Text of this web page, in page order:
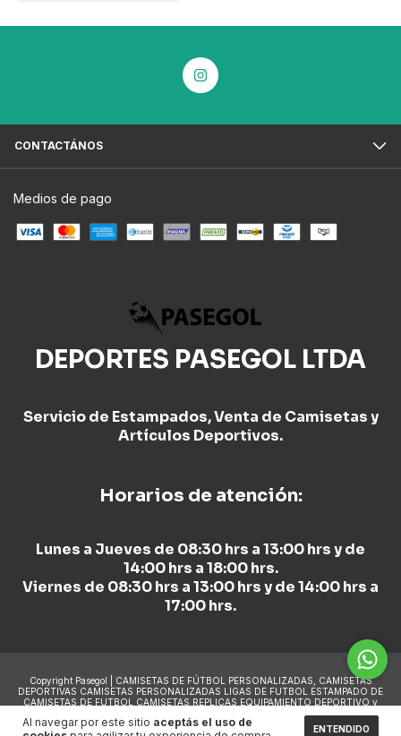
Al navegar por este sitio aceptás el uso de
ENTENDIDO
CONTACTÁNOS
Medios de pago
DEPORTES PASEGOL LTDA
Servicio de Estampados, Venta de Camisetas y
Artículos Deportivos.
Horarios de atención:
Lunes a Jueves de 08:30 hrs a 13:00 hrs y de
14:00 hrs a 18:00 hrs.
Viernes de 08:30 hrs a 13:00 hrs y de 14:00 hrs a
17:00 hrs.
Copyright Pasegol | CAMISETAS DE FÚTBOL PERSONALIZADAS, CAMISETAS
DEPORTIVAS CAMISETAS PERSONALIZADAS LIGAS DE FUTBOL ESTAMPADO DE
CAMISETAS DE FUTBOL CAMISETAS REPLICAS EQUIPAMIENTO DEPORTIVO y